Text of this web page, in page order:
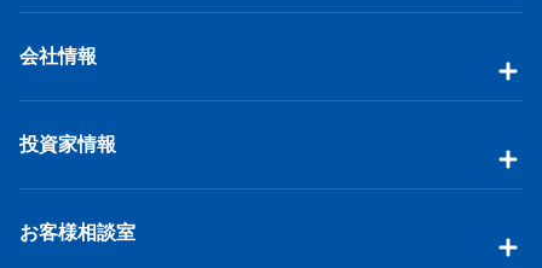
会社情報
投資家情報
お客様相談室